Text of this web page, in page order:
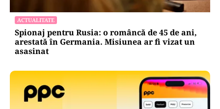
20 de grătare și sute de metri de mese: cum a
intrat Selly în Guinness World Records la
Nibiru